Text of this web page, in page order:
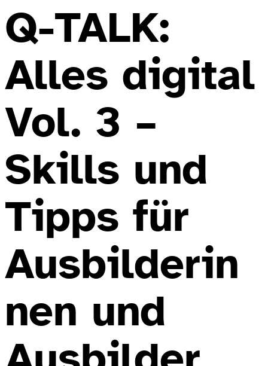
Q-TALK:
Alles digital
Vol. 3 –
Skills und
Tipps für
Ausbilderin
nen und